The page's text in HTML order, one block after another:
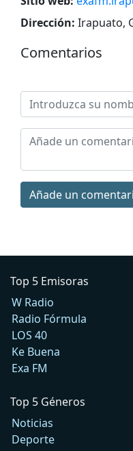
Dirección: Irapuato,
Comentarios
Añade un
Top 5 Emisoras
W Radio
Radio Fórmula
LOS 40
Ke Buena
Exa FM
Top 5 Géneros
Noticias
Deporte